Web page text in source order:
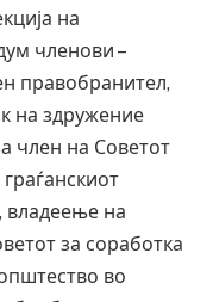
на
членови –
правобранител,
на здружение
член на Советот
владеење на
за соработка
во